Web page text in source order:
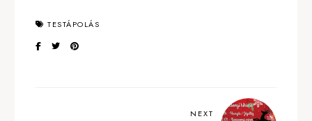
TESTÁPOLÁS
NEXT